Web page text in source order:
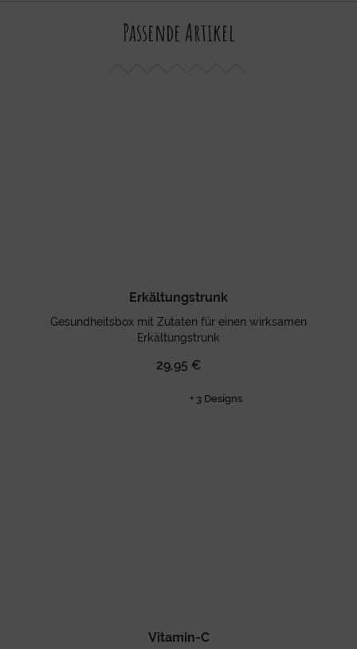
Passende Artikel
Erkältungstrunk
Gesundheitsbox mit Zutaten für einen wirksamen
Erkältungstrunk
29,95 €
+ 3 Designs
Vitamin-C